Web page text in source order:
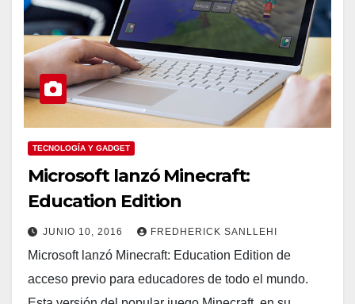
TECNOLOGÍA Y GADGET
Microsoft lanzó Minecraft:
Education Edition
JUNIO 10, 2016 FREDHERICK SANLLEHI
Microsoft lanzó Minecraft: Education Edition de
acceso previo para educadores de todo el mundo.